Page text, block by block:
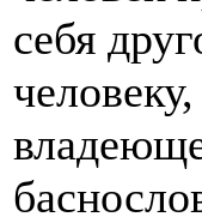
себя
человеку,